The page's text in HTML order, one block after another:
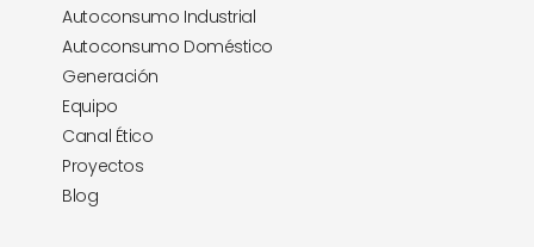
Autoconsumo Industrial
Autoconsumo Doméstico
Generación
Equipo
Canal Ético
Proyectos
Blog